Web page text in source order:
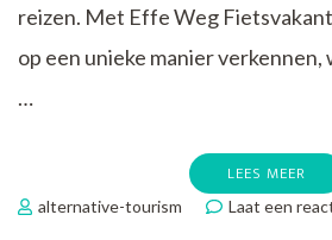
reizen. Met Effe Weg
op een unieke manier verkennen,
…
LEES MEER
alternative-tourism Laat een